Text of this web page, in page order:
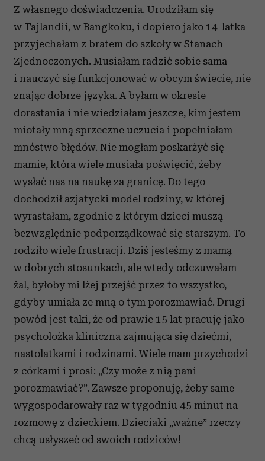
Z własnego doświadczenia. Urodziłam się
w Tajlandii, w Bangkoku, i dopiero jako 14-latka
przyjechałam z bratem do szkoły w Stanach
Zjednoczonych. Musiałam radzić sobie sama
i nauczyć się funkcjonować w obcym świecie, nie
znając dobrze języka. A byłam w okresie
dorastania i nie wiedziałam jeszcze, kim jestem –
miotały mną sprzeczne uczucia i popełniałam
mnóstwo błędów. Nie mogłam poskarżyć się
mamie, która wiele musiała poświęcić, żeby
wysłać nas na naukę za granicę. Do tego
dochodził azjatycki model rodziny, w której
wyrastałam, zgodnie z którym dzieci muszą
bezwzględnie podporządkować się starszym. To
rodziło wiele frustracji. Dziś jesteśmy z mamą
w dobrych stosunkach, ale wtedy odczuwałam
żal, byłoby mi lżej przejść przez to wszystko,
gdyby umiała ze mną o tym porozmawiać. Drugi
powód jest taki, że od prawie 15 lat pracuję jako
psycholożka kliniczna zajmująca się dziećmi,
nastolatkami i rodzinami. Wiele mam przychodzi
z córkami i prosi: „Czy może z nią pani
porozmawiać?”. Zawsze proponuję, żeby same
wygospodarowały raz w tygodniu 45 minut na
rozmowę z dzieckiem. Dzieciaki „ważne” rzeczy
chcą usłyszeć od swoich rodziców!